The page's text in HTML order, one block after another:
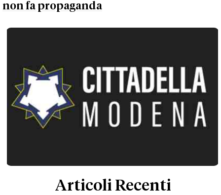
non fa propaganda
Articoli Recenti